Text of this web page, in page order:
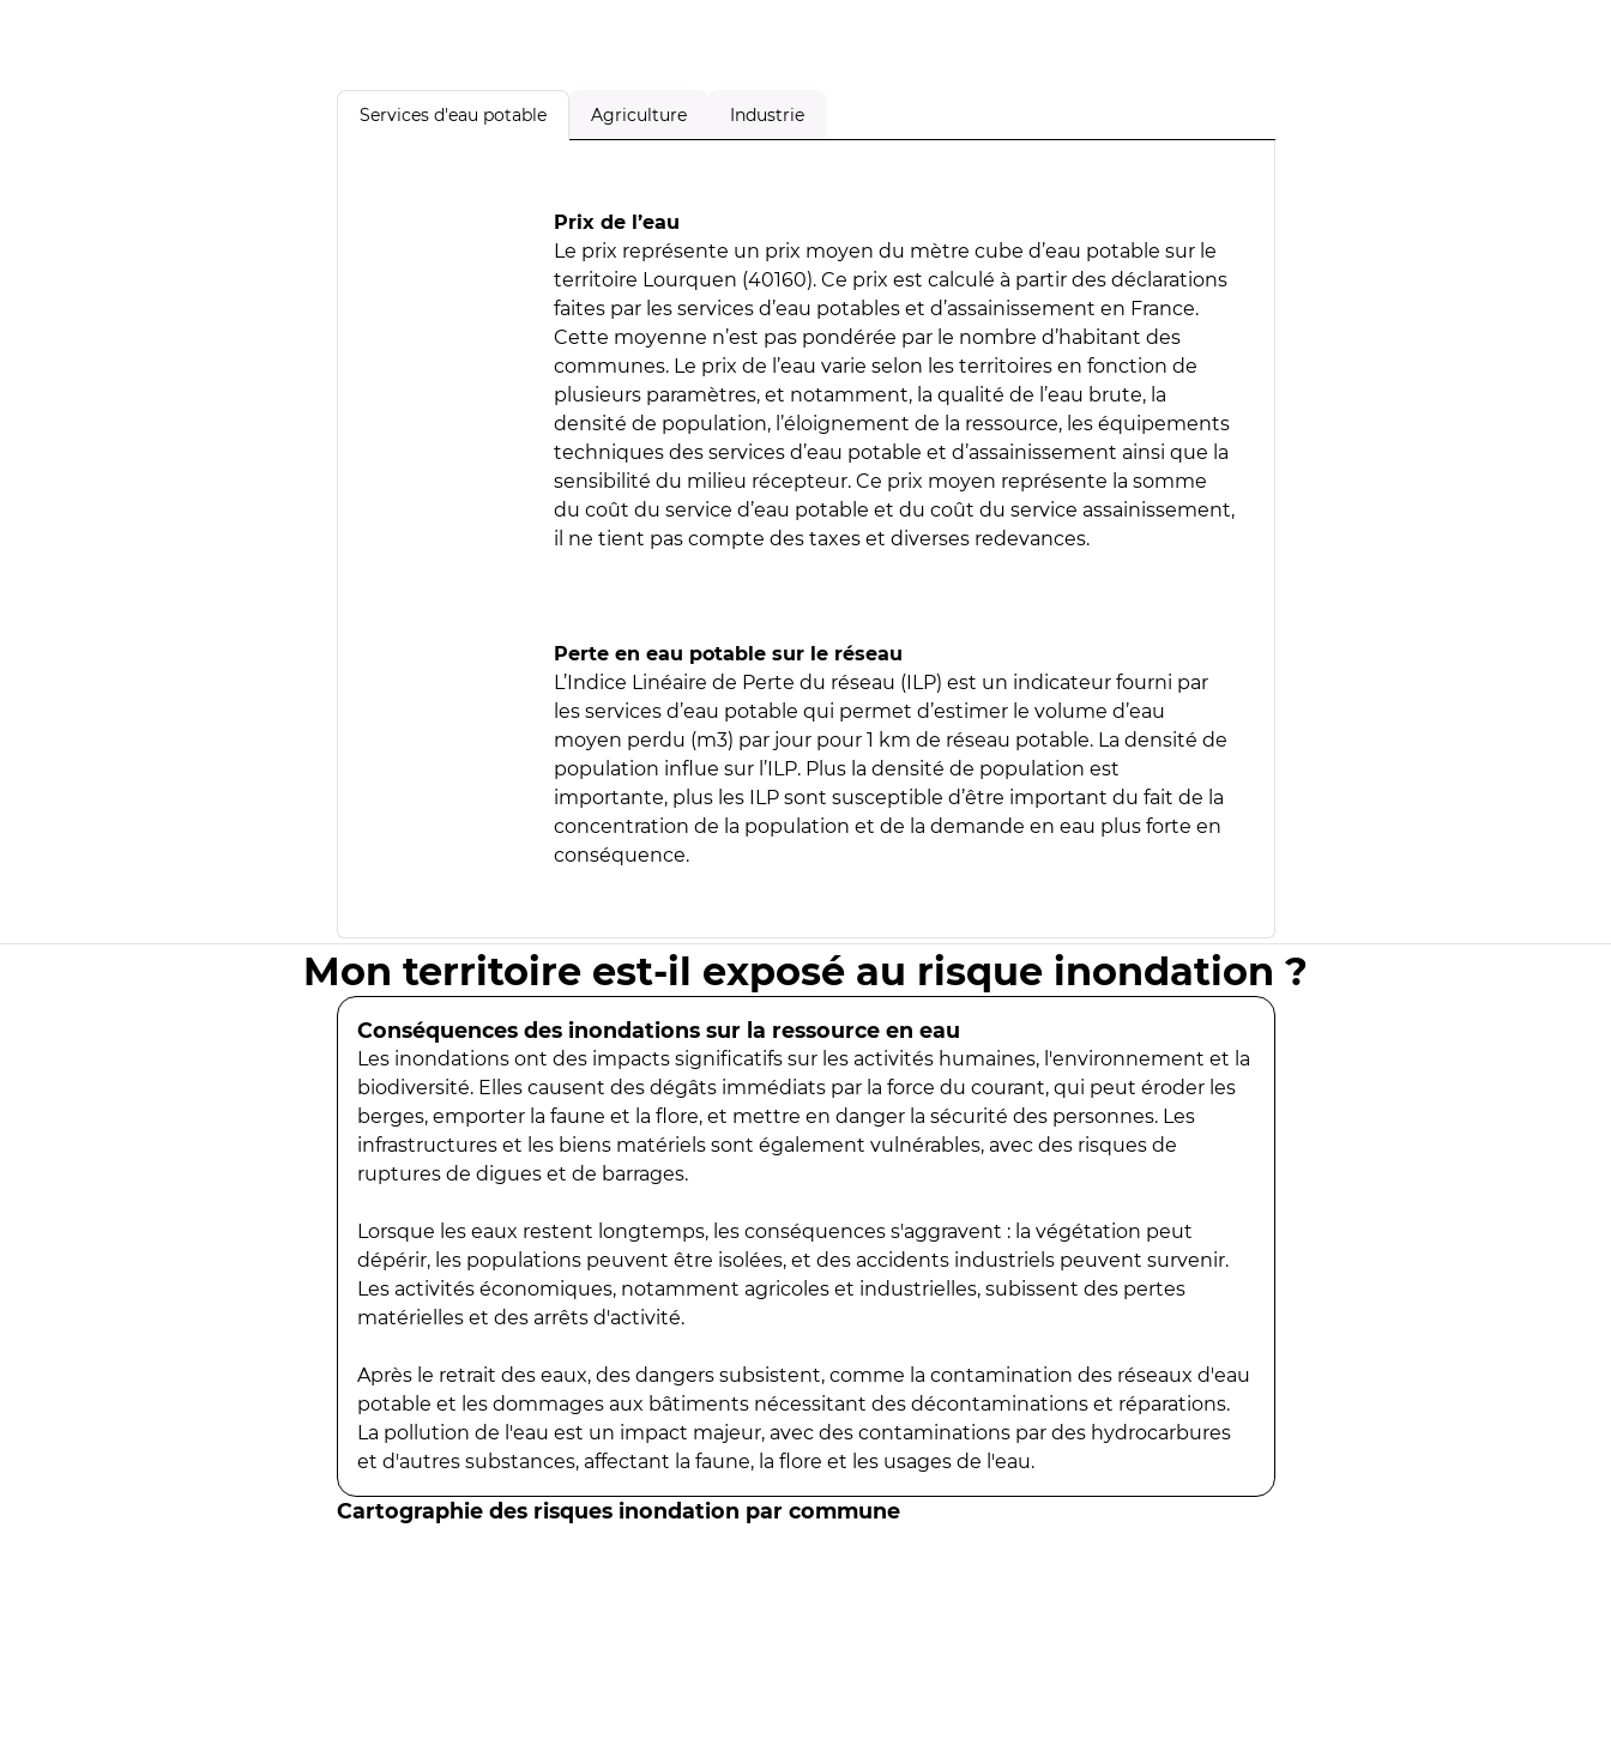
Services d'eau potable Agriculture Industrie
Prix de l’eau
Le prix représente un prix moyen du mètre cube d’eau potable sur le
territoire Lourquen (40160). Ce prix est calculé à partir des déclarations
faites par les services d’eau potables et d’assainissement en France.
Cette moyenne n’est pas pondérée par le nombre d’habitant des
communes. Le prix de l’eau varie selon les territoires en fonction de
plusieurs paramètres, et notamment, la qualité de l’eau brute, la
densité de population, l’éloignement de la ressource, les équipements
techniques des services d’eau potable et d’assainissement ainsi que la
sensibilité du milieu récepteur. Ce prix moyen représente la somme
du coût du service d’eau potable et du coût du service assainissement,
il ne tient pas compte des taxes et diverses redevances.
Perte en eau potable sur le réseau
L’Indice Linéaire de Perte du réseau (ILP) est un indicateur fourni par
les services d’eau potable qui permet d’estimer le volume d’eau
moyen perdu (m3) par jour pour 1 km de réseau potable. La densité de
population influe sur l’ILP. Plus la densité de population est
importante, plus les ILP sont susceptible d’être important du fait de la
concentration de la population et de la demande en eau plus forte en
conséquence.
Mon territoire est-il exposé au risque inondation ?
Conséquences des inondations sur la ressource en eau
Les inondations ont des impacts significatifs sur les activités humaines, l'environnement et la
biodiversité. Elles causent des dégâts immédiats par la force du courant, qui peut éroder les
berges, emporter la faune et la flore, et mettre en danger la sécurité des personnes. Les
infrastructures et les biens matériels sont également vulnérables, avec des risques de
ruptures de digues et de barrages.
Lorsque les eaux restent longtemps, les conséquences s'aggravent : la végétation peut
dépérir, les populations peuvent être isolées, et des accidents industriels peuvent survenir.
Les activités économiques, notamment agricoles et industrielles, subissent des pertes
matérielles et des arrêts d'activité.
Après le retrait des eaux, des dangers subsistent, comme la contamination des réseaux d'eau
potable et les dommages aux bâtiments nécessitant des décontaminations et réparations.
La pollution de l'eau est un impact majeur, avec des contaminations par des hydrocarbures
et d'autres substances, affectant la faune, la flore et les usages de l'eau.
Cartographie des risques inondation par commune